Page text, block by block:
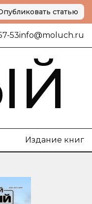
статью
53info@moluch.ru
Издание книг